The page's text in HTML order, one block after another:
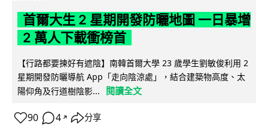
首爾大生 2 星期開發防曬地圖 一日暴增
2 萬人下載衝榜首
【行路都要揀好有遮陰】南韓首爾大學 23 歲學生劉敏俊利用 2
星期開發防曬導航 App「走向陰涼處」，結合建築物高度、太
陽仰角及行道樹陰影...
閱讀全文
90 4 ↗ 分享